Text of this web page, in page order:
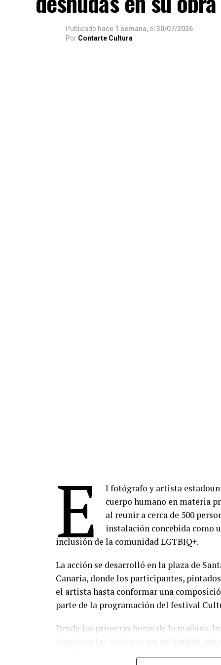
Publicado hace 1 semana, el 30/07/2026
Por Contarte Cultura
E l fotógrafo y artista
cuerpo humano en materia
al reunir a cerca de 500
instalación concebida como
inclusión de la comunidad LGTBIQ+.
La acción se desarrolló en la plaza de
Canaria, donde los participantes,
el artista hasta conformar una
parte de la programación del festival
Desde las primeras horas de la mañana,
desde un edificio cercano. Una vez